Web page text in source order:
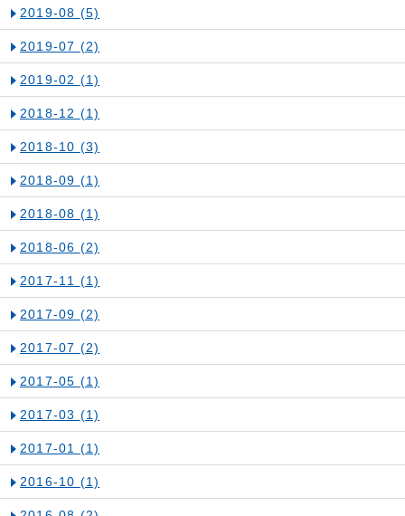
2019-08 (5)
2019-07 (2)
2019-02 (1)
2018-12 (1)
2018-10 (3)
2018-09 (1)
2018-08 (1)
2018-06 (2)
2017-11 (1)
2017-09 (2)
2017-07 (2)
2017-05 (1)
2017-03 (1)
2017-01 (1)
2016-10 (1)